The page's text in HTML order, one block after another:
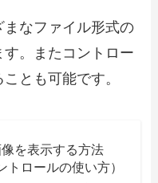
なファイル形式の
。またコントロー
とも可能です。
像を表示する方法
トロールの使い方）